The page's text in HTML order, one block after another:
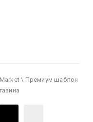
\ Премиум шаблон